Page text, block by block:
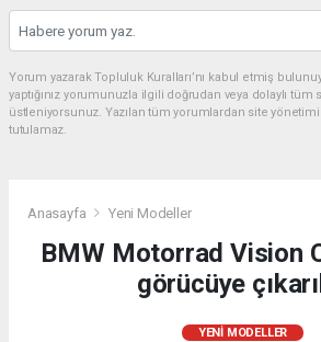
Yorum yazarak Topluluk Kuralları’nı kabul etmiş
yaptığınız yorumunuzla ilgili doğrudan veya dolaylı tüm
üstleniyorsunuz. Yazılan tüm yorumlardan site
tutulamaz.
Anasayfa Yeni Modeller
BMW Motorrad Vision
görücüye
YENI MODELLER